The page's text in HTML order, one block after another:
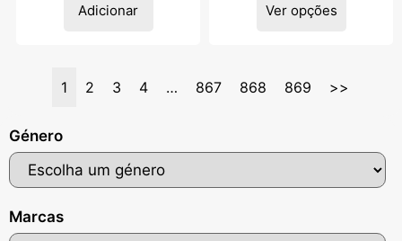
Género
Marcas
Adicionar Ver opções
1 2 3 4 … 867 868 869 >>